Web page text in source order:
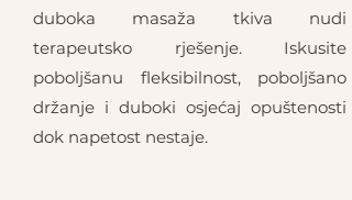
duboka masaža tkiva nudi
terapeutsko rješenje. Iskusite
poboljšanu fleksibilnost, poboljšano
držanje i duboki osjećaj opuštenosti
dok napetost nestaje.